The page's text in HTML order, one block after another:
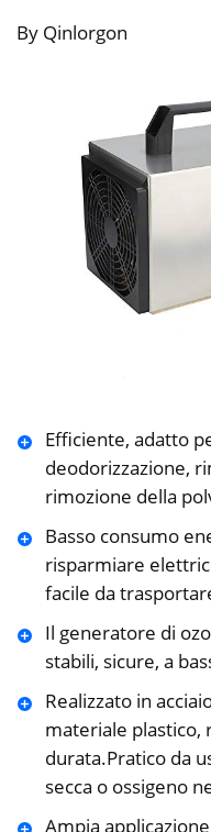
By Qinlorgon
Efficiente, adatto
deodorizzazione,
rimozione della
Basso consumo
risparmiare
facile da
Il generatore di
stabili, sicure, a
Realizzato in
materiale plastico,
durata.Pratico da
secca o ossigeno
Ampia